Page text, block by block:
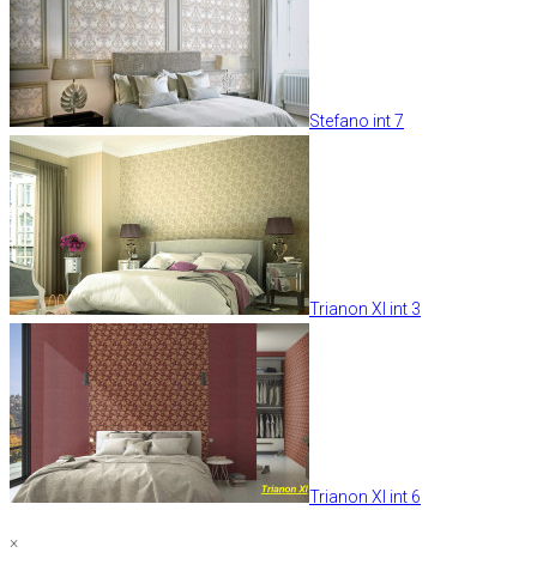
Stefano int 7
Trianon XI int 3
Trianon XI int 6
×